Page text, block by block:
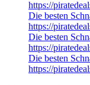
https://
Die besten
https://
Die besten
https://
Die besten
https://